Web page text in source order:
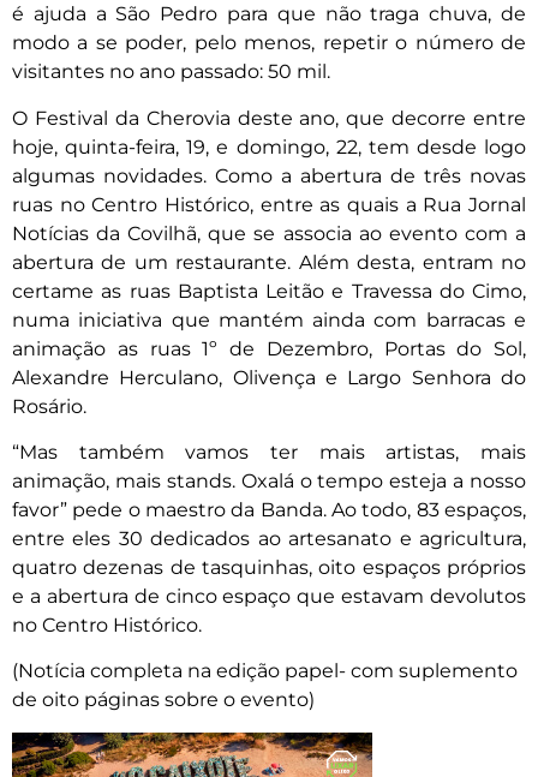
é ajuda a São Pedro para que não traga chuva, de
modo a se poder, pelo menos, repetir o número de
visitantes no ano passado: 50 mil.
O Festival da Cherovia deste ano, que decorre entre
hoje, quinta-feira, 19, e domingo, 22, tem desde logo
algumas novidades. Como a abertura de três novas
ruas no Centro Histórico, entre as quais a Rua Jornal
Notícias da Covilhã, que se associa ao evento com a
abertura de um restaurante. Além desta, entram no
certame as ruas Baptista Leitão e Travessa do Cimo,
numa iniciativa que mantém ainda com barracas e
animação as ruas 1º de Dezembro, Portas do Sol,
Alexandre Herculano, Olivença e Largo Senhora do
Rosário.
“Mas também vamos ter mais artistas, mais
animação, mais stands. Oxalá o tempo esteja a nosso
favor” pede o maestro da Banda. Ao todo, 83 espaços,
entre eles 30 dedicados ao artesanato e agricultura,
quatro dezenas de tasquinhas, oito espaços próprios
e a abertura de cinco espaço que estavam devolutos
no Centro Histórico.
(Notícia completa na edição papel- com suplemento
de oito páginas sobre o evento)